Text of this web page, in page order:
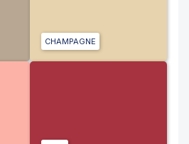
CHAMPAGNE